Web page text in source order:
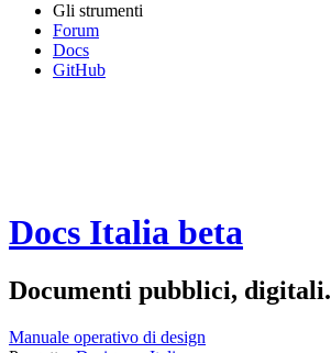
Gli strumenti
Forum
Docs
GitHub
Docs Italia beta
Documenti pubblici, digitali.
Manuale operativo di design